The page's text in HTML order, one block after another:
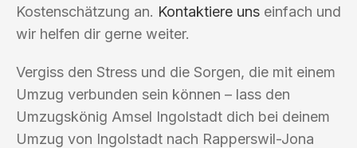
Kostenschätzung an. Kontaktiere uns einfach und
wir helfen dir gerne weiter.
Vergiss den Stress und die Sorgen, die mit einem
Umzug verbunden sein können – lass den
Umzugskönig Amsel Ingolstadt dich bei deinem
Umzug von Ingolstadt nach Rapperswil-Jona